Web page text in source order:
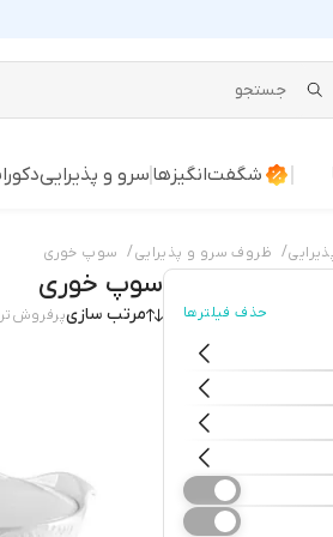
شگفت‌انگیزها سرو و پذیرایی
/ ظروف سرو و پذیرایی/ سوپ خوری
حذف فیلترها
سوپ خوری
مرتب سازی